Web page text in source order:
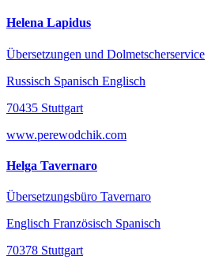
Helena Lapidus
Übersetzungen und Dolmetscherservice
Russisch Spanisch Englisch
70435 Stuttgart
www.perewodchik.com
Helga Tavernaro
Übersetzungsbüro Tavernaro
Englisch Französisch Spanisch
70378 Stuttgart